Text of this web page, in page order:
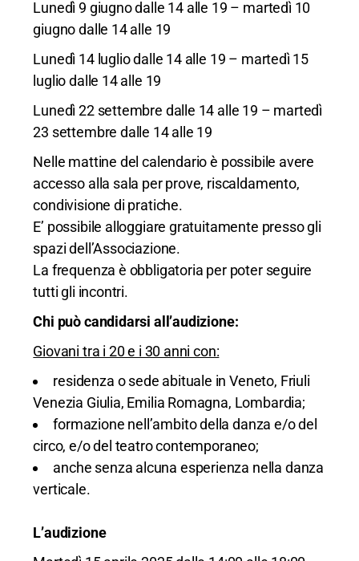
Lunedì 9 giugno dalle 14 alle 19 – martedì 10
giugno dalle 14 alle 19
Lunedì 14 luglio dalle 14 alle 19 – martedì 15
luglio dalle 14 alle 19
Lunedì 22 settembre dalle 14 alle 19 – martedì
23 settembre dalle 14 alle 19
Nelle mattine del calendario è possibile avere
accesso alla sala per prove, riscaldamento,
condivisione di pratiche.
E’ possibile alloggiare gratuitamente presso gli
spazi dell’Associazione.
La frequenza è obbligatoria per poter seguire
tutti gli incontri.
Chi può candidarsi all’audizione:
Giovani tra i 20 e i 30 anni con:
residenza o sede abituale in Veneto, Friuli
Venezia Giulia, Emilia Romagna, Lombardia;
formazione nell’ambito della danza e/o del
circo, e/o del teatro contemporaneo;
anche senza alcuna esperienza nella danza
verticale.
L’audizione